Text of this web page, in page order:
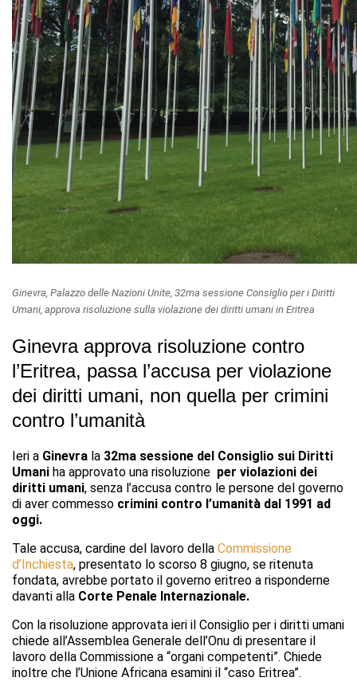
Ginevra, Palazzo delle Nazioni Unite, 32ma sessione Consiglio per i Diritti
Umani, approva risoluzione sulla violazione dei diritti umani in Eritrea
Ginevra approva risoluzione contro
l’Eritrea, passa l’accusa per violazione
dei diritti umani, non quella per crimini
contro l’umanità
Ieri a Ginevra la 32ma sessione del Consiglio sui Diritti
Umani ha approvato una risoluzione per violazioni dei
diritti umani, senza l’accusa contro le persone del governo
di aver commesso crimini contro l’umanità dal 1991 ad
oggi.
Tale accusa, cardine del lavoro della Commissione
d’Inchiesta, presentato lo scorso 8 giugno, se ritenuta
fondata, avrebbe portato il governo eritreo a risponderne
davanti alla Corte Penale Internazionale.
Con la risoluzione approvata ieri il Consiglio per i diritti umani
chiede all’Assemblea Generale dell’Onu di presentare il
lavoro della Commissione a “organi competenti”. Chiede
inoltre che l’Unione Africana esamini il “caso Eritrea”.